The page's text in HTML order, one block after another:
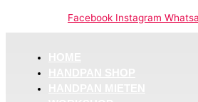
Facebook Instagram